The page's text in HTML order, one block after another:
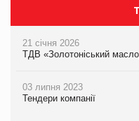
21 січня 2026
ТДВ «Золотоніський
03 липня 2023
Тендери компанії